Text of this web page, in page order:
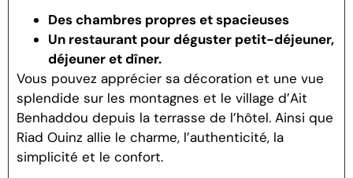
Des chambres propres et spacieuses
Un restaurant pour déguster petit-déjeuner,
déjeuner et dîner.
Vous pouvez apprécier sa décoration et une vue
splendide sur les montagnes et le village d’Ait
Benhaddou depuis la terrasse de l’hôtel. Ainsi que
Riad Ouinz allie le charme, l’authenticité, la
simplicité et le confort.